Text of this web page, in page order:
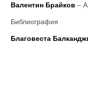
Валентин Брайков –
Библиография
Благовеста